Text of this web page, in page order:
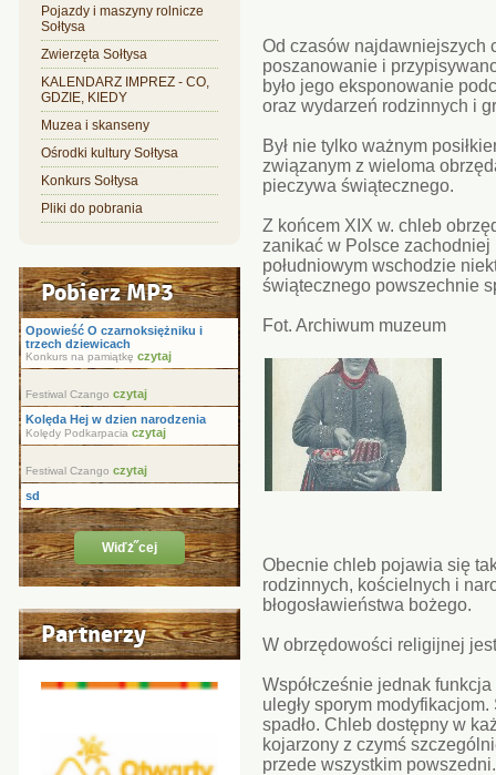
Pojazdy i maszyny rolnicze
Sołtysa
Zwierzęta Sołtysa
KALENDARZ IMPREZ - CO,
GDZIE, KIEDY
Muzea i skanseny
Ośrodki kultury Sołtysa
Konkurs Sołtysa
Pliki do pobrania
Pobierz MP3
Opowieść O czarnoksiężniku i
trzech dziewicach
Konkurs na pamiątkę czytaj
Festiwal Czango czytaj
Kolęda Hej w dzien narodzenia
Kolędy Podkarpacia czytaj
Festiwal Czango czytaj
sd
Wiďż˝cej
Partnerzy
Od czasów najdawniejszych
poszanowanie i
było jego eksponowanie
oraz wydarzeń rodzinnych i
Był nie tylko ważnym
związanym z wieloma
pieczywa świątecznego.
Z końcem XIX w. chleb
zanikać w Polsce
południowym wschodzie
świątecznego powszechnie
Fot. Archiwum muzeum
Obecnie chleb pojawia się
rodzinnych, kościelnych i
błogosławieństwa bożego.
W obrzędowości religijnej
Współcześnie jednak
uległy sporym
spadło. Chleb dostępny w
kojarzony z czymś
przede wszystkim powszedni.